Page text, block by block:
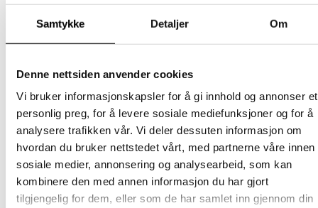
Samtykke Detaljer Om
Denne nettsiden anvender cookies
Vi bruker informasjonskapsler for å gi innhold og annonser et
personlig preg, for å levere sosiale mediefunksjoner og for å
analysere trafikken vår. Vi deler dessuten informasjon om
hvordan du bruker nettstedet vårt, med partnerne våre innen
sosiale medier, annonsering og analysearbeid, som kan
kombinere den med annen informasjon du har gjort
tilgjengelig for dem, eller som de har samlet inn gjennom din
Hansker
merinoull)
219kr inkl. mødreVelg alternativDette
produktet
har
flere
varianter.
Alternativene
kan
velges
Hansker
Votter dame – svart
879kr inkl. mødre Velg alternativDette